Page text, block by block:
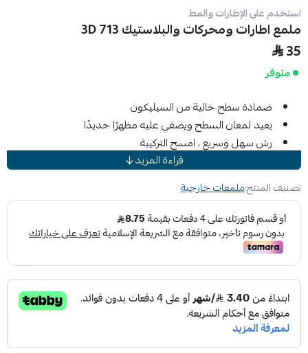
استخدم على الإطارات والمط
ملمع اطارات ومحركات والبلاستيك 3D 713
35
متوفر
ضمادة سطح خالية من السيليكون
يعيد لمعان السطح ويضفي عليه مظهرًا جديدًا
رش سهل وسريع ، امسح التركيبة
مثالي للمحركات والإطارات والمطاط والبلاستيك والفينيل
اللمعان واللمعان على الإطارات والتشذيب وقوالب الجسم
والمناطق التي يصعب تفصيلها مثل الشوايات البلاستيكية السوداء.
توفر هذه التركيبة القائمة على الماء لزوجة رقيقة مما يجعلها
مثالية للتطبيق السريع بالرش لسهولة ارتداء الملابس مثل الجدران
الجانبية للإطارات والمناطق التي يصعب الوصول إليها مثل
الشوايات البلاستيكية الأمامية ذات التصميمات المعقدة. تمكنك
3D Non-Silicone Dressing من إعطاء أي سيارة يعمل متجرك
على إرضاء العملاء ، واللمسات الأخيرة التي يحبها الجميع.
يعني وجود ثلاثي الأبعاد على السطح الخارجي للزجاجة أنه يمكنك
قراءة المزيد
تصنيف المنتج:ملمعات خارجية